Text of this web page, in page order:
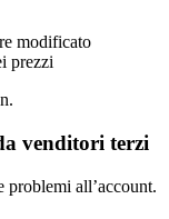
modificato
prezzi
venditori terzi
problemi all’account.